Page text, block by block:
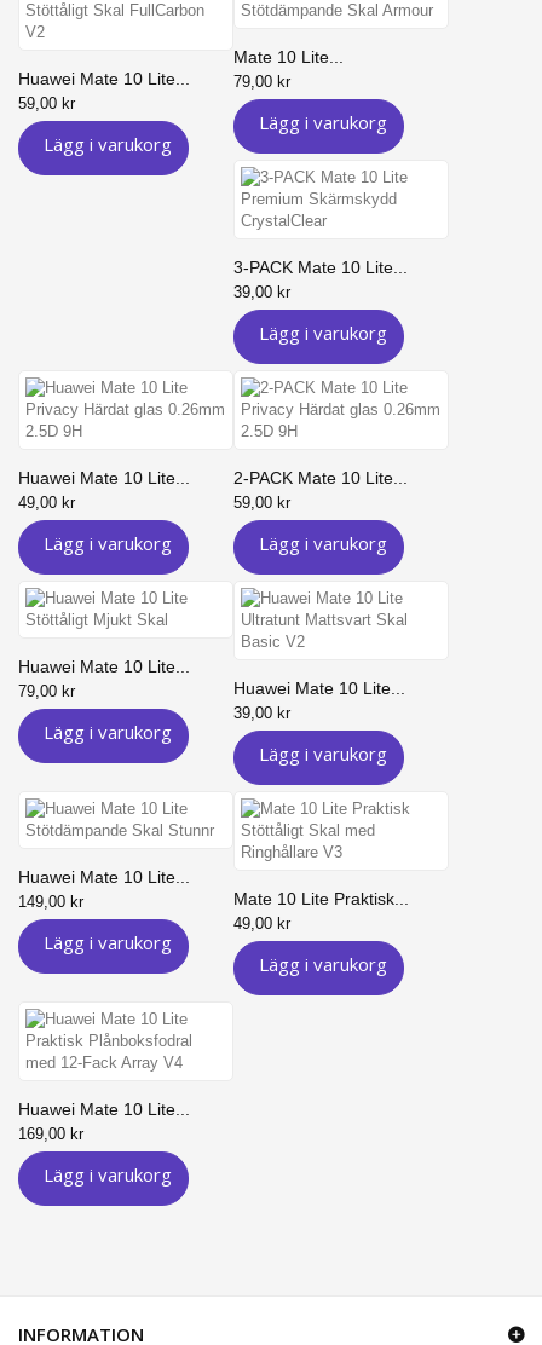
Huawei Mate 10 Lite...
59,00 kr
Lägg i varukorg
Mate 10 Lite...
79,00 kr
Lägg i varukorg
3-PACK Mate 10 Lite...
39,00 kr
Lägg i varukorg
Huawei Mate 10 Lite...
49,00 kr
Lägg i varukorg
2-PACK Mate 10 Lite...
59,00 kr
Lägg i varukorg
Huawei Mate 10 Lite...
79,00 kr
Lägg i varukorg
Huawei Mate 10 Lite...
39,00 kr
Lägg i varukorg
Huawei Mate 10 Lite...
149,00 kr
Lägg i varukorg
Mate 10 Lite Praktisk...
49,00 kr
Lägg i varukorg
Huawei Mate 10 Lite...
169,00 kr
Lägg i varukorg
INFORMATION